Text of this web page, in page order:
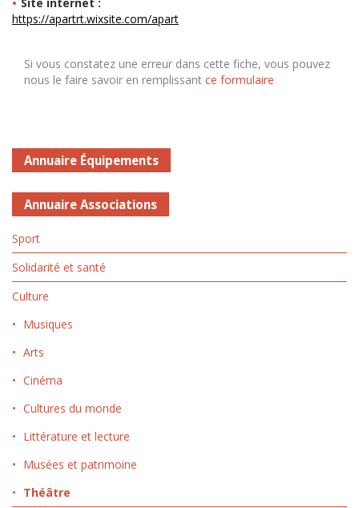
https://apartrt.wixsite.com/apart
Si vous constatez une erreur dans cette fiche, vous pouvez
nous le faire savoir en remplissant ce formulaire
Annuaire Équipements
Annuaire Associations
Sport
Solidarité et santé
Culture
Musiques
Arts
Cinéma
Cultures du monde
Littérature et lecture
Musées et patrimoine
Théâtre